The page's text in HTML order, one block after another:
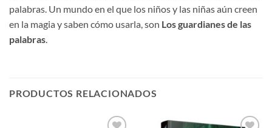
palabras. Un mundo en el que los niños y las niñas aún creen
en la magia y saben cómo usarla, son Losguardianes de las
palabras.
PRODUCTOS RELACIONADOS